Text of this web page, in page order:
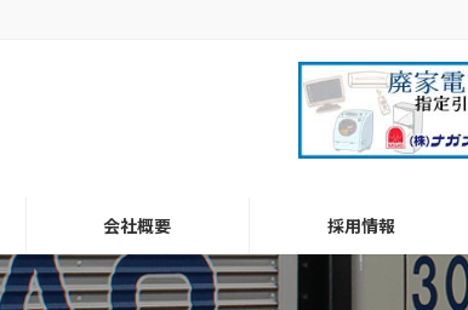
会社概要 採用情報